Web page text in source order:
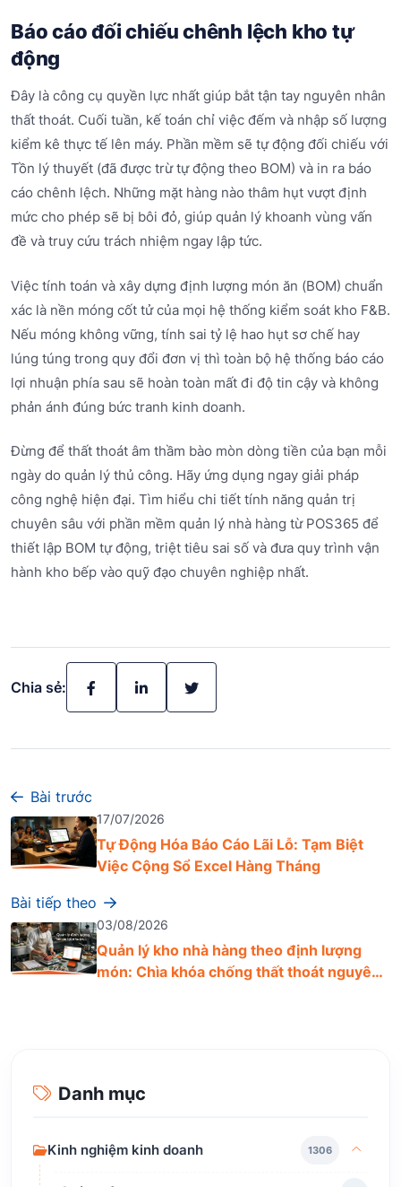
Báo cáo đối chiếu chênh lệch kho tự
động
Đây là công cụ quyền lực nhất giúp bắt tận tay nguyên nhân
thất thoát. Cuối tuần, kế toán chỉ việc đếm và nhập số lượng
kiểm kê thực tế lên máy. Phần mềm sẽ tự động đối chiếu với
Tồn lý thuyết (đã được trừ tự động theo BOM) và in ra báo
cáo chênh lệch. Những mặt hàng nào thâm hụt vượt định
mức cho phép sẽ bị bôi đỏ, giúp quản lý khoanh vùng vấn
đề và truy cứu trách nhiệm ngay lập tức.
Việc tính toán và xây dựng định lượng món ăn (BOM) chuẩn
xác là nền móng cốt tử của mọi hệ thống kiểm soát kho F&B.
Nếu móng không vững, tính sai tỷ lệ hao hụt sơ chế hay
lúng túng trong quy đổi đơn vị thì toàn bộ hệ thống báo cáo
lợi nhuận phía sau sẽ hoàn toàn mất đi độ tin cậy và không
phản ánh đúng bức tranh kinh doanh.
Đừng để thất thoát âm thầm bào mòn dòng tiền của bạn mỗi
ngày do quản lý thủ công. Hãy ứng dụng ngay giải pháp
công nghệ hiện đại. Tìm hiểu chi tiết tính năng quản trị
chuyên sâu với phần mềm quản lý nhà hàng từ POS365 để
thiết lập BOM tự động, triệt tiêu sai số và đưa quy trình vận
hành kho bếp vào quỹ đạo chuyên nghiệp nhất.
Chia sẻ:
Bài trước
17/07/2026
Tự Động Hóa Báo Cáo Lãi Lỗ: Tạm Biệt
Việc Cộng Sổ Excel Hàng Tháng
Bài tiếp theo
03/08/2026
Quản lý kho nhà hàng theo định lượng
món: Chìa khóa chống thất thoát nguyên
Danh mục
Kinh nghiệm kinh doanh 1306